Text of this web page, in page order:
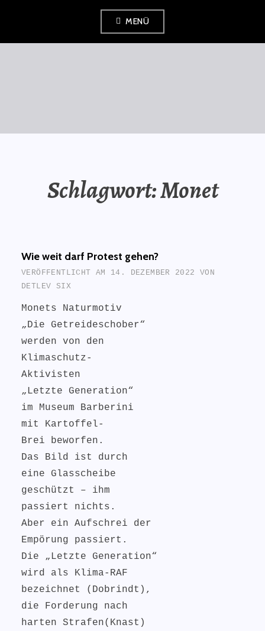
springen
MENÜ
Schlagwort:Monet
Wie weit darf Protest gehen?
VERÖFFENTLICHT AM 14. DEZEMBER 2022
VON
DETLEV SIX
Monets Naturmotiv
„Die Getreideschober“
werden von den
Klimaschutz-
Aktivisten
„Letzte Generation“
im Museum Barberini
mit Kartoffel-
Brei beworfen.
Das Bild ist durch
eine Glasscheibe
geschützt – ihm
passiert nichts.
Aber ein Aufschrei der
Empörung passiert.
Die „Letzte Generation“
wird als Klima-RAF
bezeichnet (Dobrindt),
die Forderung nach
harten Strafen(Knast)